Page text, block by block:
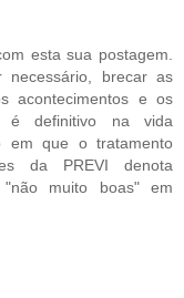
esta sua postagem.
brecar as
acontecimentos e os
é definitivo na vida
em que o tratamento
da PREVI denota
"não muito boas" em